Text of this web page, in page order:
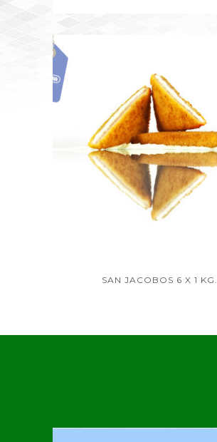
SAN JACOBOS 6 X 1 KG.